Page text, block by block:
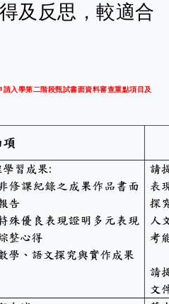
及反思，較適合
請入學第二階段甄試書面資料審查重點項目及